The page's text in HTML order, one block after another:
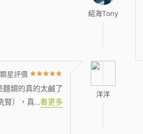
紹海Tony
洋洋
星評價
類的真的太鹹了
腎），真...看更多